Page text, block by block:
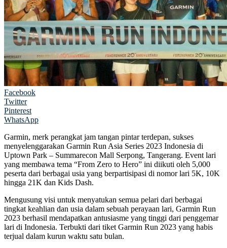
Facebook
Twitter
Pinterest
WhatsApp
Garmin, merk perangkat jam tangan pintar terdepan, sukses
menyelenggarakan Garmin Run Asia Series 2023 Indonesia di
Uptown Park – Summarecon Mall Serpong, Tangerang. Event lari
yang membawa tema “From Zero to Hero” ini diikuti oleh 5,000
peserta dari berbagai usia yang berpartisipasi di nomor lari 5K, 10K
hingga 21K dan Kids Dash.
Mengusung visi untuk menyatukan semua pelari dari berbagai
tingkat keahlian dan usia dalam sebuah perayaan lari, Garmin Run
2023 berhasil mendapatkan antusiasme yang tinggi dari penggemar
lari di Indonesia. Terbukti dari tiket Garmin Run 2023 yang habis
terjual dalam kurun waktu satu bulan.